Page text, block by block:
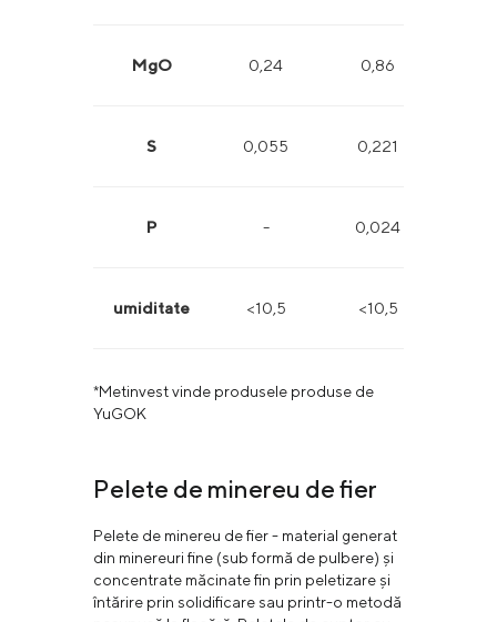
MgO 0,24 0,86
S 0,055 0,221
P - 0,024
umiditate <10,5 <10,5
*Metinvest vinde produsele produse de
YuGOK
Pelete de minereu de fier
Pelete de minereu de fier - material generat
din minereuri fine (sub formă de pulbere) și
concentrate măcinate fin prin peletizare și
întărire prin solidificare sau printr-o metodă